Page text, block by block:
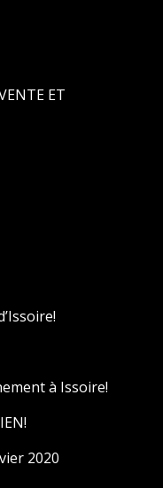
ET
à Issoire!
2020